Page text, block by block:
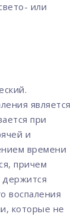
или
является
при
и
времени
причем
держится
воспаления
которые не